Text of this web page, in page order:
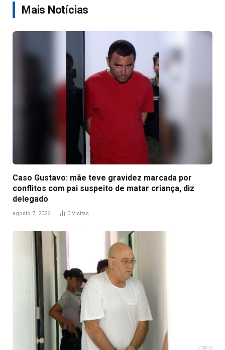
Mais Notícias
Caso Gustavo: mãe teve gravidez marcada por
conflitos com pai suspeito de matar criança, diz
delegado
agosto 7, 2026 0 Visitas